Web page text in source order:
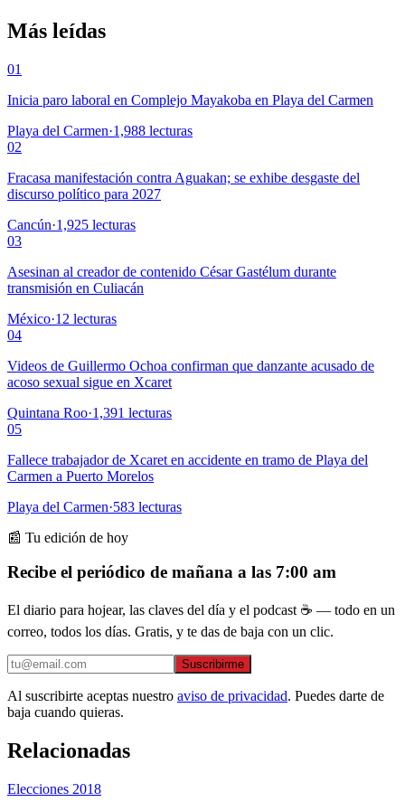
Más leídas
01
Inicia paro laboral en Complejo Mayakoba en Playa del Carmen
Playa del Carmen·1,988 lecturas
02
Fracasa manifestación contra Aguakan; se exhibe desgaste del
discurso político para 2027
Cancún·1,925 lecturas
03
Asesinan al creador de contenido César Gastélum durante
transmisión en Culiacán
México·12 lecturas
04
Videos de Guillermo Ochoa confirman que danzante acusado de
acoso sexual sigue en Xcaret
Quintana Roo·1,391 lecturas
05
Fallece trabajador de Xcaret en accidente en tramo de Playa del
Carmen a Puerto Morelos
Playa del Carmen·583 lecturas
📰 Tu edición de hoy
Recibe el periódico de mañana a las 7:00 am
El diario para hojear, las claves del día y el podcast ☕ — todo en un
correo, todos los días. Gratis, y te das de baja con un clic.
Suscribirme
Al suscribirte aceptas nuestro aviso de privacidad. Puedes darte de
baja cuando quieras.
Relacionadas
Elecciones 2018